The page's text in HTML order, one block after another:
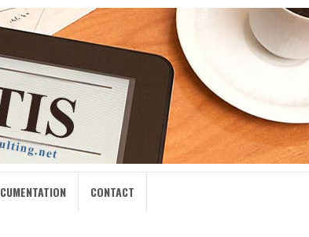
CONTACT